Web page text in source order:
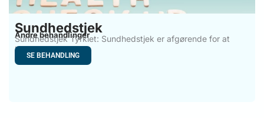
Sundhedstjek
Andre behandlinger
Sundhedstjek Tyrkiet: Sundhedstjek er afgørende for at
bevare et godt
SE BEHANDLING